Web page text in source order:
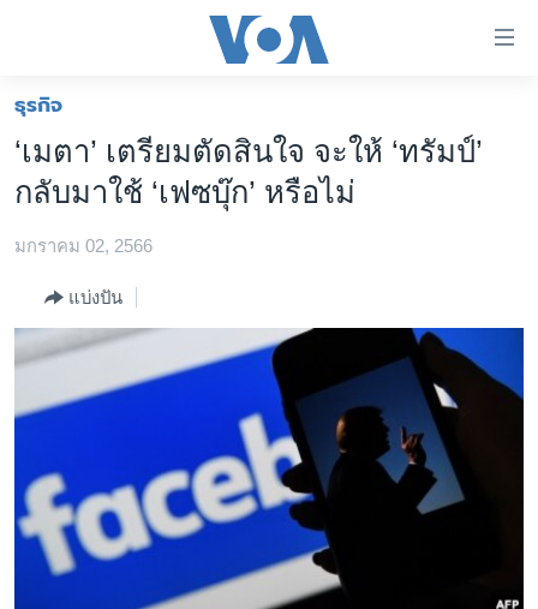
ต่อ
ข้าม
เนื้อหา
ข้าม
หลัก
ไป
ค้นหา
หน้าหลัก
โลก
เอเชีย
สหรัฐฯ
ไทย
ธุรกิจ
วิทยาศาสตร์
ไลฟ์สไตล์
ตรวจสอบข่าว
เรียนรู้ภาษาอังกฤษ
ธุรกิจ
‘เมตา’ เตรียมตัดสินใจ จะให้ ‘ทรัมป์’
กลับมาใช้ ‘เฟซบุ๊ก’ หรือไม่
มกราคม 02, 2566
แบ่งปัน